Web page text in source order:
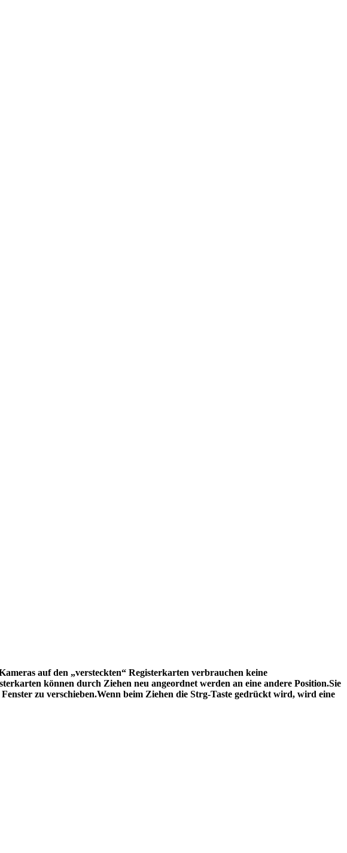
auf den „versteckten“ Registerkarten verbrauchen keine
können durch Ziehen neu angeordnet werden an eine andere Position.Sie
zu verschieben.Wenn beim Ziehen die Strg-Taste gedrückt wird, wird eine